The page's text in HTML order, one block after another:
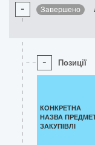
- Завершено
- Позиції
КОНКРЕТНА
НАЗВА
ЗАКУПІВЛІ